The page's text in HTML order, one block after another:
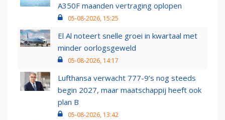
A350F maanden vertraging oplopen
05-08-2026, 15:25
El Al noteert snelle groei in kwartaal met
minder oorlogsgeweld
05-08-2026, 14:17
Lufthansa verwacht 777-9’s nog steeds
begin 2027, maar maatschappij heeft ook
plan B
05-08-2026, 13:42